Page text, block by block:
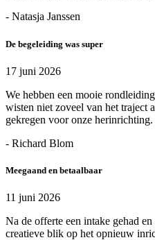
- Natasja Janssen
De begeleiding was super
17 juni 2026
We hebben een mooie
wisten niet zoveel van het traject
gekregen voor onze herinrichting.
- Richard Blom
Meegaand en betaalbaar
11 juni 2026
Na de offerte een intake gehad
creatieve blik op het opnieuw